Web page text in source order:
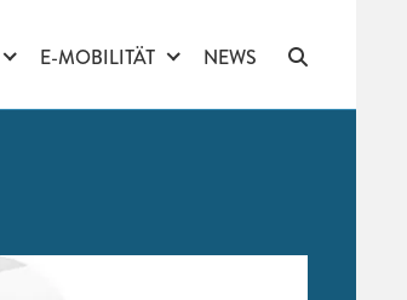
E-MOBILITÄT NEWS